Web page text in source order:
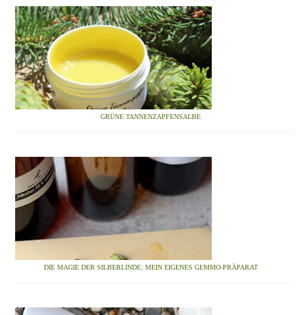
GRÜNE TANNENZAPFENSALBE
DIE MAGIE DER SILBERLINDE: MEIN EIGENES GEMMO-PRÄPARAT